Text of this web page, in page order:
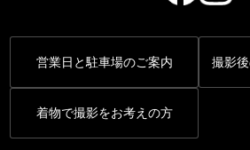
営業日と駐車場のご案内 撮影
着物で撮影をお考えの方